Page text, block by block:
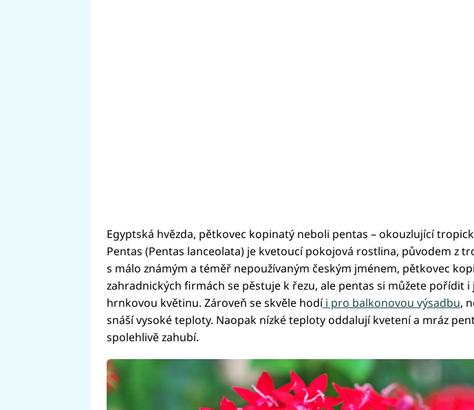
Egyptská hvězda, pětkovec kopinatý neboli pentas – okouzlující
Pentas (Pentas lanceolata) je kvetoucí pokojová rostlina, původem z
s málo známým a téměř nepoužívaným českým jménem, pětkovec
zahradnických firmách se pěstuje k řezu, ale pentas si můžete pořídit i
hrnkovou květinu. Zároveň se skvěle hodíi pro balkonovou výsadbu,
snáší vysoké teploty. Naopak nízké teploty oddalují kvetení a mráz
spolehlivě zahubí.